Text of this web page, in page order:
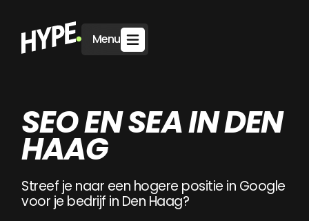
Menu
SEO EN SEA IN DEN
HAAG
Streef je naar een hogere positie in Google
voor je bedrijf in Den Haag?